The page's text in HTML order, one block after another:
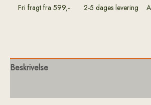
Fri fragt fra 599,- 2-5 dages levering
Beskrivelse